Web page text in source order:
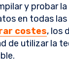
y probar
en todas
costes, los
de utilizar la